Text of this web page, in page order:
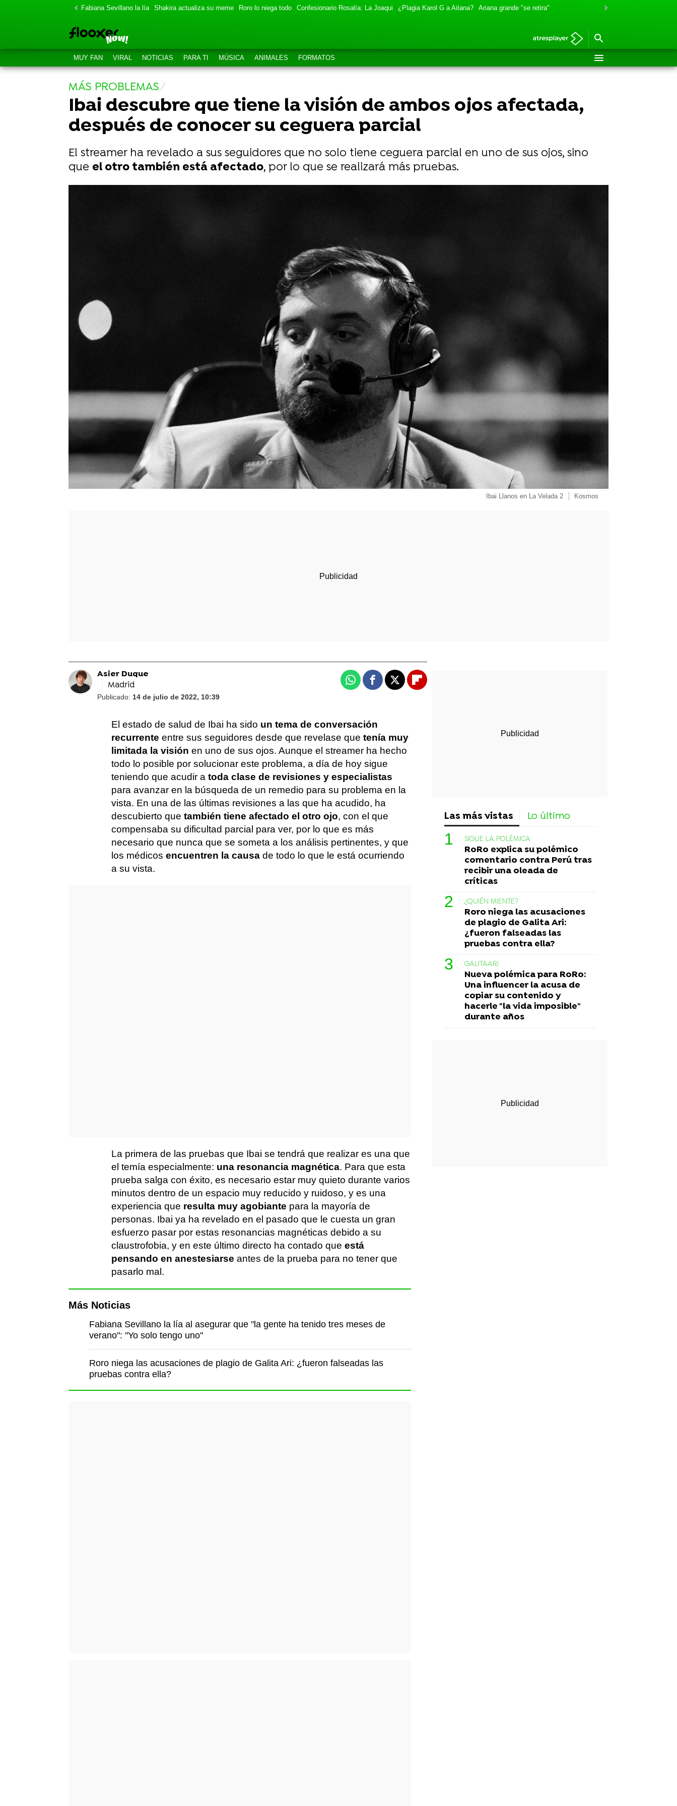
Fabiana Sevillano la lía Shakira actualiza su meme Roro lo niega todo Confesionario Rosalía: La Joaqui ¿Plagia Karol G a Aitana? Ariana grande "se retira"
MUY FAN VIRAL NOTICIAS PARA TI MÚSICA ANIMALES FORMATOS
MÁS PROBLEMAS
Ibai descubre que tiene la visión de ambos ojos afectada,
después de conocer su ceguera parcial
El streamer ha revelado a sus seguidores que no solo tiene ceguera parcial en uno de sus ojos, sino
que el otro también está afectado, por lo que se realizará más pruebas.
Ibai Llanos en La Velada 2 Kosmos
Asier Duque
Madrid
Publicado: 14 de julio de 2022, 10:39
WhatsappFacebook
X Flipboard
El estado de salud de Ibai ha sido un tema de conversación
recurrente entre sus seguidores desde que revelase que tenía muy
limitada la visión en uno de sus ojos. Aunque el streamer ha hecho
todo lo posible por solucionar este problema, a día de hoy sigue
teniendo que acudir a toda clase de revisiones y especialistas
para avanzar en la búsqueda de un remedio para su problema en la
vista. En una de las últimas revisiones a las que ha acudido, ha
descubierto que también tiene afectado el otro ojo, con el que
compensaba su dificultad parcial para ver, por lo que es más
necesario que nunca que se someta a los análisis pertinentes, y que
los médicos encuentren la causa de todo lo que le está ocurriendo
a su vista.
La primera de las pruebas que Ibai se tendrá que realizar es una que
el temía especialmente: una resonancia magnética. Para que esta
prueba salga con éxito, es necesario estar muy quieto durante varios
minutos dentro de un espacio muy reducido y ruidoso, y es una
experiencia que resulta muy agobiante para la mayoría de
personas. Ibai ya ha revelado en el pasado que le cuesta un gran
esfuerzo pasar por estas resonancias magnéticas debido a su
claustrofobia, y en este último directo ha contado que está
pensando en anestesiarse antes de la prueba para no tener que
pasarlo mal.
Más Noticias
Fabiana Sevillano la lía al asegurar que "la gente ha tenido tres meses de
verano": "Yo solo tengo uno"
Roro niega las acusaciones de plagio de Galita Ari: ¿fueron falseadas las
pruebas contra ella?
Las más vistas Lo último
SIGUE LA POLÉMICA
RoRo explica su polémico
comentario contra Perú tras
recibir una oleada de
críticas
¿QUIÉN MIENTE?
Roro niega las acusaciones
de plagio de Galita Ari:
¿fueron falseadas las
pruebas contra ella?
GALITAARI
Nueva polémica para RoRo:
Una influencer la acusa de
copiar su contenido y
hacerle "la vida imposible"
durante años